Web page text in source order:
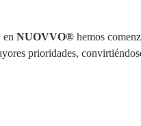
en NUOVVO® hemos
prioridades,